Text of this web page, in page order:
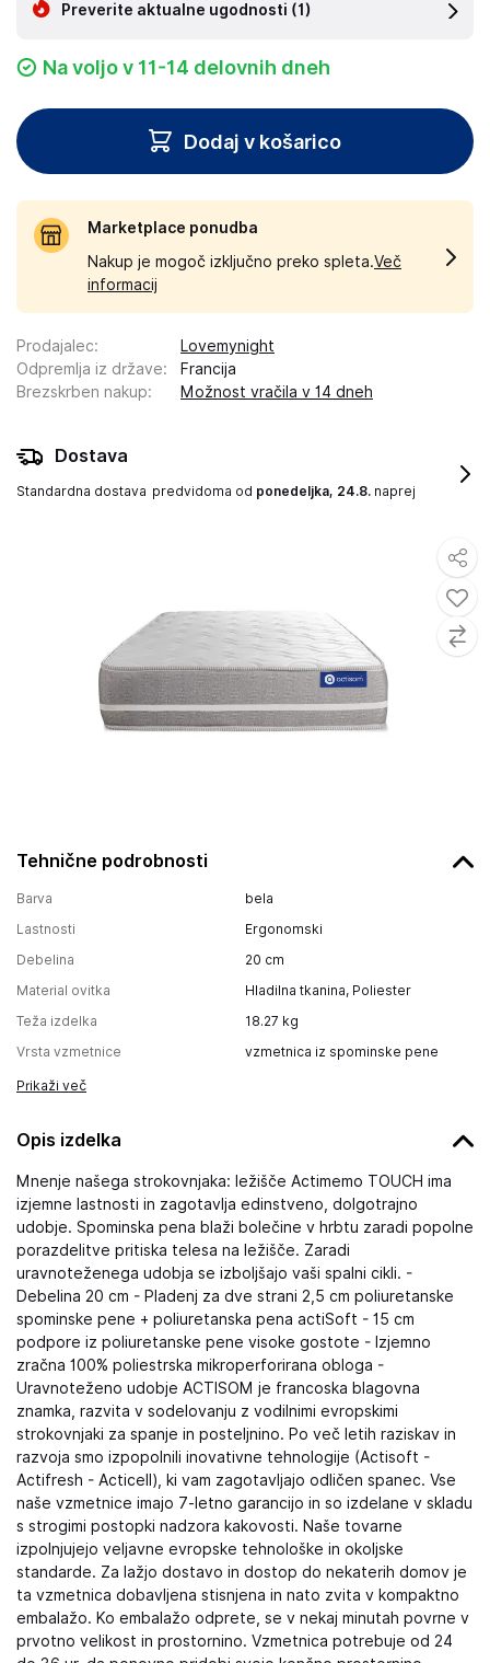
Tehnične podrobnosti
Barva
bela
Lastnosti
Ergonomski
Debelina
20 cm
Material ovitka
Hladilna tkanina, Poliester
Teža izdelka
18.27 kg
Vrsta vzmetnice
vzmetnica iz spominske pene
Prikaži več
Opis izdelka
Mnenje našega strokovnjaka: ležišče Actimemo TOUCH ima
izjemne lastnosti in zagotavlja edinstveno, dolgotrajno
udobje. Spominska pena blaži bolečine v hrbtu zaradi popolne
porazdelitve pritiska telesa na ležišče. Zaradi
uravnoteženega udobja se izboljšajo vaši spalni cikli. -
Debelina 20 cm - Pladenj za dve strani 2,5 cm poliuretanske
spominske pene + poliuretanska pena actiSoft - 15 cm
podpore iz poliuretanske pene visoke gostote - Izjemno
zračna 100% poliestrska mikroperforirana obloga -
Uravnoteženo udobje ACTISOM je francoska blagovna
znamka, razvita v sodelovanju z vodilnimi evropskimi
strokovnjaki za spanje in posteljnino. Po več letih raziskav in
razvoja smo izpopolnili inovativne tehnologije (Actisoft -
Actifresh - Acticell), ki vam zagotavljajo odličen spanec. Vse
naše vzmetnice imajo 7-letno garancijo in so izdelane v skladu
s strogimi postopki nadzora kakovosti. Naše tovarne
izpolnjujejo veljavne evropske tehnološke in okoljske
standarde. Za lažjo dostavo in dostop do nekaterih domov je
ta vzmetnica dobavljena stisnjena in nato zvita v kompaktno
embalažo. Ko embalažo odprete, se v nekaj minutah povrne v
prvotno velikost in prostornino. Vzmetnica potrebuje od 24
Preverite aktualne ugodnosti (1)
Na voljo v 11-14 delovnih dneh
Dodaj v košarico
Marketplace ponudba
Nakup je mogoč izključno preko spleta.Več
informacij
Prodajalec:
Lovemynight
Odpremlja iz države:
Francija
Brezskrben nakup: Možnost vračila v 14 dneh
Dostava
Standardna dostava predvidoma od ponedeljka, 24.8. naprej